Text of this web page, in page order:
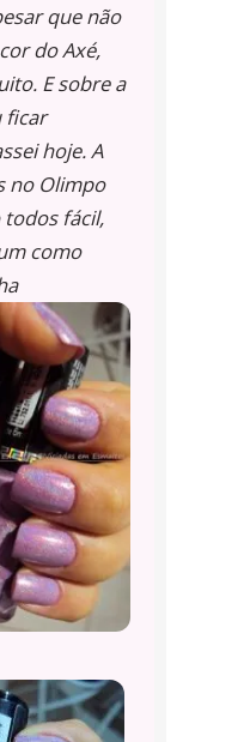
que não
do Axé,
E sobre a
ficar
hoje. A
no Olimpo
fácil,
como